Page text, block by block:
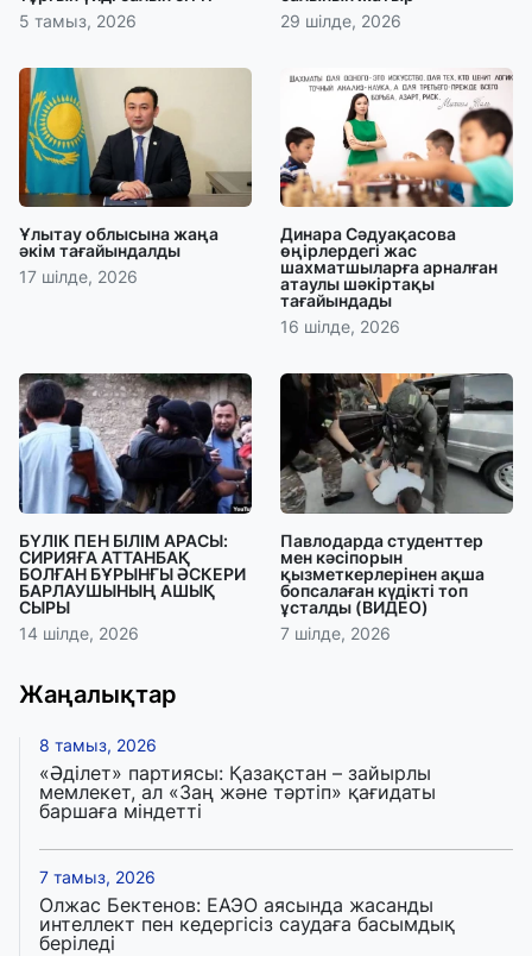
5 тамыз, 2026
29 шілде, 2026
Ұлытау облысына жаңа
әкім тағайындалды
17 шілде, 2026
Динара Сәдуақасова
өңірлердегі жас
шахматшыларға арналған
атаулы шәкіртақы
тағайындады
16 шілде, 2026
БҮЛІК ПЕН БІЛІМ АРАСЫ:
СИРИЯҒА АТТАНБАҚ
БОЛҒАН БҰРЫНҒЫ ӘСКЕРИ
БАРЛАУШЫНЫҢ АШЫҚ
СЫРЫ
14 шілде, 2026
Павлодарда студенттер
мен кәсіпорын
қызметкерлерінен ақша
бопсалаған күдікті топ
ұсталды (ВИДЕО)
7 шілде, 2026
Жаңалықтар
8 тамыз, 2026
«Әділет» партиясы: Қазақстан – зайырлы
мемлекет, ал «Заң және тәртіп» қағидаты
баршаға міндетті
7 тамыз, 2026
Олжас Бектенов: ЕАЭО аясында жасанды
интеллект пен кедергісіз саудаға басымдық
беріледі